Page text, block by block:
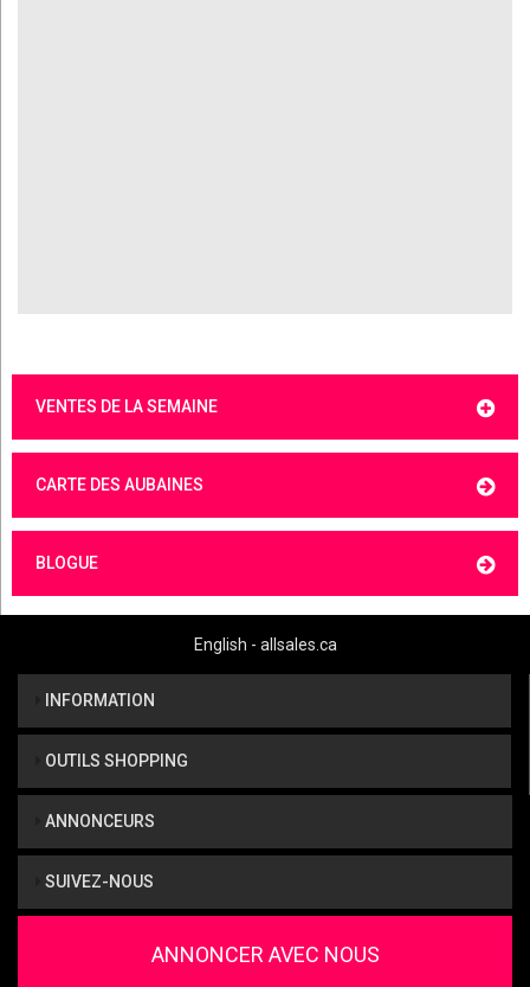
VENTES DE LA SEMAINE
CARTE DES AUBAINES
BLOGUE
English - allsales.ca
INFORMATION
OUTILS SHOPPING
ANNONCEURS
SUIVEZ-NOUS
ANNONCER AVEC NOUS